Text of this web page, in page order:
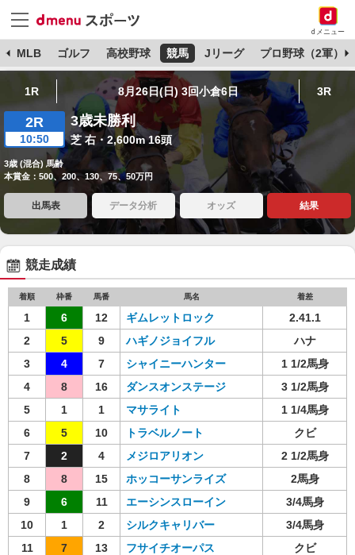
dメニュー
MLB ゴルフ 高校野球 競馬 Jリーグ プロ野球（2軍）
1R 8月26日(日) 3回小倉6日 3R
2R
10:50
3歳未勝利
芝 右・2,600m 16頭
3歳 (混合) 馬齢
本賞金：500、200、130、75、50万円
出馬表 データ分析 オッズ 結果
競走成績
着順 枠番 馬番 馬名 着差
1 6 12 ギムレットロック
2.41.1
2
5 9 ハギノジョイフル
ハナ
3
4 7 シャイニーハンター
1 1/2馬身
4
8 16 ダンスオンステージ
3 1/2馬身
5
1 1 マサライト
1 1/4馬身
6
5 10 トラベルノート
クビ
7
2 4 メジロアリオン
2 1/2馬身
8
8 15 ホッコーサンライズ
2馬身
9
6 11 エーシンスローイン
3/4馬身
10
1 2 シルクキャリバー
3/4馬身
11
7 13 フサイチオーパス
クビ